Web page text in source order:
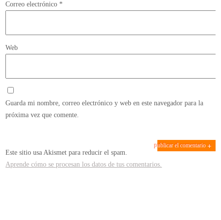
Correo electrónico *
Web
Guarda mi nombre, correo electrónico y web en este navegador para la
próxima vez que comente.
Este sitio usa Akismet para reducir el spam.
Aprende cómo se procesan los datos de tus comentarios.